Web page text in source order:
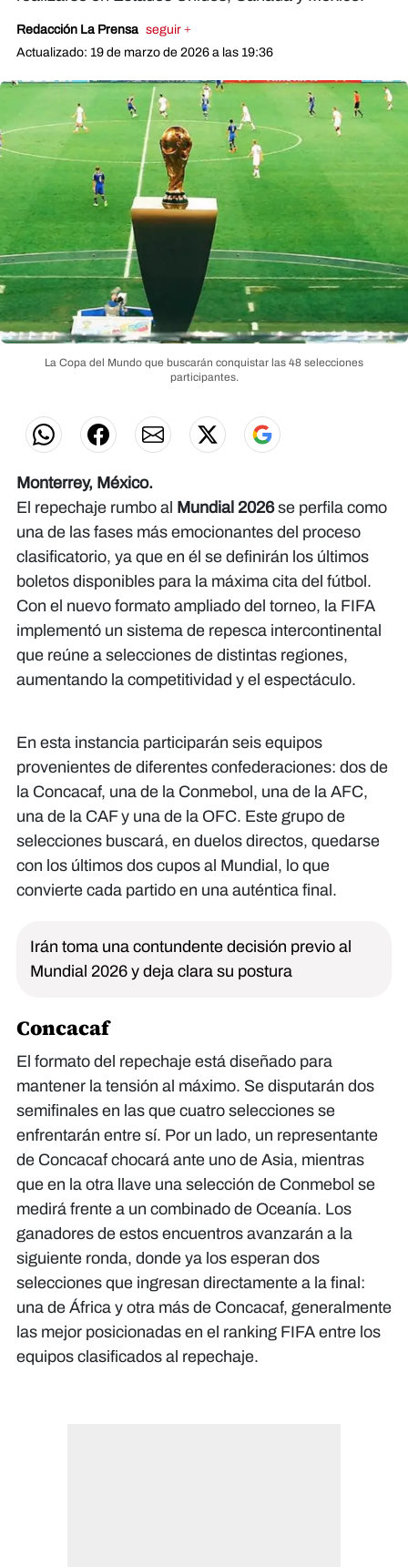
Redacción La Prensa seguir +
Actualizado: 19 de marzo de 2026 a las 19:36
La Copa del Mundo que buscarán conquistar las 48 selecciones
participantes.
Monterrey, México.
El repechaje rumbo al Mundial 2026se perfila como
una de las fases más emocionantes del proceso
clasificatorio, ya que en él se definirán los últimos
boletos disponibles para la máxima cita del fútbol.
Con el nuevo formato ampliado del torneo, la FIFA
implementó un sistema de repesca intercontinental
que reúne a selecciones de distintas regiones,
aumentando la competitividad y el espectáculo.
En esta instancia participarán seis equipos
provenientes de diferentes confederaciones: dos de
la Concacaf, una de la Conmebol, una de la AFC,
una de la CAF y una de la OFC. Este grupo de
selecciones buscará, en duelos directos, quedarse
con los últimos dos cupos al Mundial, lo que
convierte cada partido en una auténtica final.
Irán toma una contundente decisión previo al
Mundial 2026 y deja clara su postura
Concacaf
El formato del repechaje está diseñado para
mantener la tensión al máximo. Se disputarán dos
semifinales en las que cuatro selecciones se
enfrentarán entre sí. Por un lado, un representante
de Concacaf chocará ante uno de Asia, mientras
que en la otra llave una selección de Conmebol se
medirá frente a un combinado de Oceanía. Los
ganadores de estos encuentros avanzarán a la
siguiente ronda, donde ya los esperan dos
selecciones que ingresan directamente a la final:
una de África y otra más de Concacaf, generalmente
las mejor posicionadas en el ranking FIFA entre los
equipos clasificados al repechaje.